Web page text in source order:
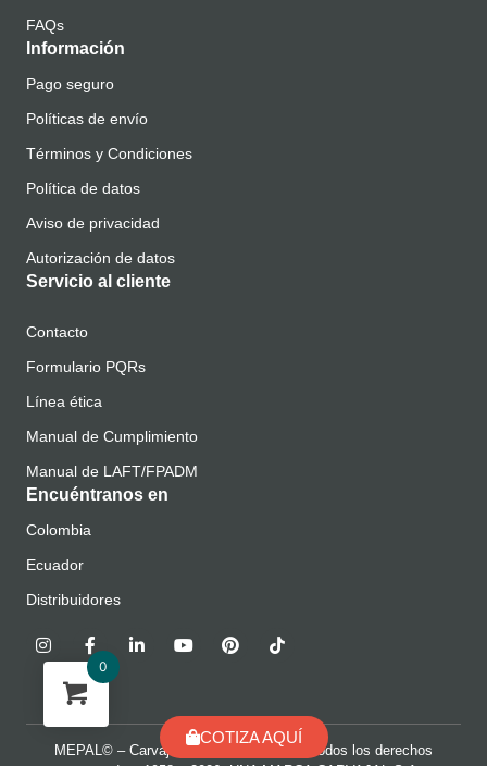
COTIZA AQUÍ
FAQs
Información
Pago seguro
Políticas de envío
Términos y Condiciones
Política de datos
Aviso de privacidad
Autorización de datos
Servicio al cliente
Contacto
Formulario PQRs
Línea ética
Manual de Cumplimiento
Manual de LAFT/FPADM
Encuéntranos en
Colombia
Ecuador
Distribuidores
MEPAL© – Carvajal Espacios SAS BIC Todos los derechos
0